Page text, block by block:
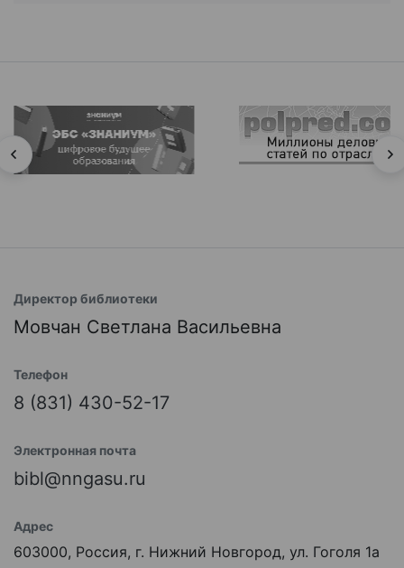
Директор библиотеки
Мовчан Светлана Васильевна
Телефон
8 (831) 430-52-17
Электронная почта
bibl@nngasu.ru
Адрес
603000, Россия, г. Нижний Новгород, ул. Гоголя 1а